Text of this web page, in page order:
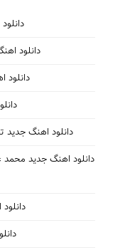
دانلود
دانلود
دانلود اهنگ
دانلود اهنگ جدید